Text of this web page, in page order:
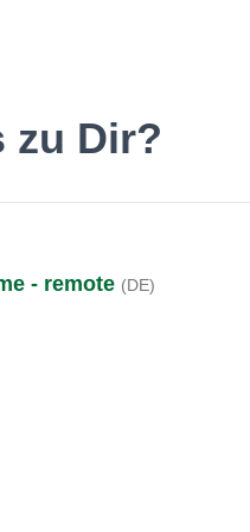
Dir
zu Dir?
- remote (DE)